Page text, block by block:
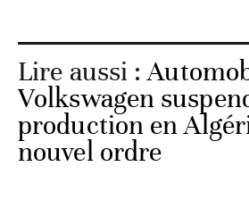
Lire aussi :
Volkswagen
production en
nouvel ordre